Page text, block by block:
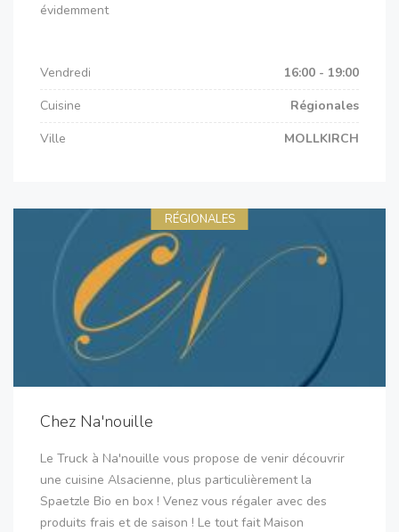
évidemment
Vendredi
16:00 - 19:00
Cuisine
Régionales
Ville
MOLLKIRCH
RÉGIONALES
Chez Na'nouille
Le Truck à Na'nouille vous propose de venir découvrir
une cuisine Alsacienne, plus particulièrement la
Spaetzle Bio en box ! Venez vous régaler avec des
produits frais et de saison ! Le tout fait Maison